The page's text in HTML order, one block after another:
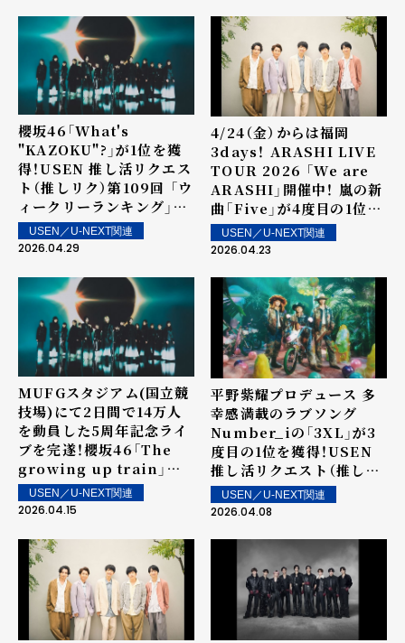
櫻坂46「What's
"KAZOKU"?」が1位を獲
得！USEN 推し活リクエス
ト（推しリク）第109回 「ウ
ィークリーランキング」を
発表！～ 上位ランクイン楽
曲は5月2日（土）より街中・
USEN／U-NEXT関連
2026.04.29
4/24（金）からは福岡
3days！ ARASHI LIVE
TOUR 2026 「We are
ARASHI」開催中！ 嵐の新
曲「Five」が4度目の1位を
獲得！USEN 推し活リクエ
スト（推しリク）第108回
グ」を発表！～ 上位ランク
イン楽曲は4月25日（土）よ
り街中・店内で配信
USEN／U-NEXT関連
2026.04.23
MUFGスタジアム(国立競
技場)にて2日間で14万人
を動員した5周年記念ライ
ブを完遂！櫻坂46「The
growing up train」が2
度目の1位を獲得！USEN
推し活リクエスト（推しリ
ーランキング」を発表！～
上位ランクイン楽曲は4月
18日（土）より街中・店内で
配信
USEN／U-NEXT関連
2026.04.15
平野紫耀プロデュース 多
幸感満載のラブソング
Number_iの「3XL」が3
度目の1位を獲得！USEN
推し活リクエスト（推しリ
ク）第106回 「ウィークリ
ーランキング」を発表！～
11日（土）より街中・店内で
配信
USEN／U-NEXT関連
2026.04.08